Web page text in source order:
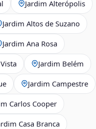
Jardim Alterópolis
Jardim Altos de Suzano
Jardim Ana Rosa
Jardim Belém
Jardim Campestre
Carlos Cooper
Casa Branca